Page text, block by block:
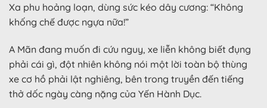
Xa phu hoảng loạn, dùng sức kéo dây cương: “Không
khống chế được ngựa nữa!”
A Mãn đang muốn đi cứu nguy, xe liễn không biết đụng
phải cái gì, đột nhiên không nói một lời toàn bộ thùng
xe cơ hồ phải lật nghiêng, bên trong truyền đến tiếng
thở dốc ngày càng nặng của Yến Hành Dục.